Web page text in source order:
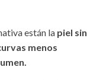
están la piel sin
menos